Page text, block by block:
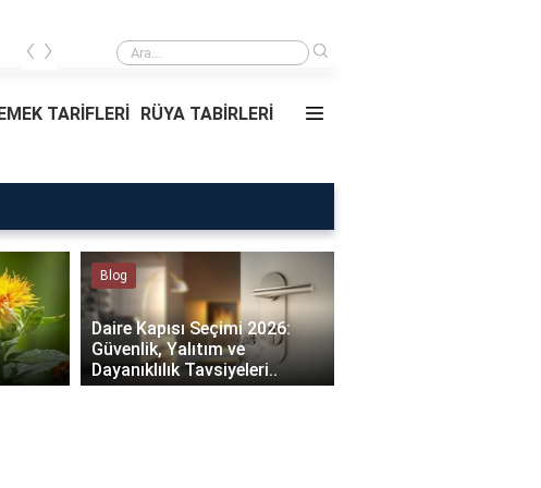
Rüyada Ablamı Görmek Ne Anlama Geliyor?
‹ ›
TARİFLERİ RÜYA TABİRLERİ
Blog
Daire Kapısı Seçimi 2026:
Güvenlik, Yalıtım ve
Dayanıklılık Tavsiyeleri..